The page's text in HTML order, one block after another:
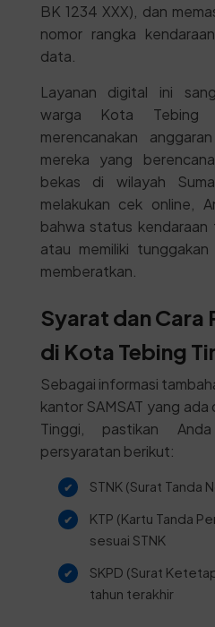
BK 1234 XXX), dan
nomor rangka
data.
Layanan digital ini
warga Kota Tebing
merencanakan
mereka yang
bekas di wilayah
melakukan cek online,
bahwa status
atau memiliki
memberatkan.
Syarat dan Cara
di Kota Tebing
Sebagai informasi
kantor SAMSAT yang
Tinggi, pastikan
persyaratan berikut:
STNK (Surat Tanda
KTP (Kartu Tanda
sesuai STNK
SKPD (Surat
tahun terakhir